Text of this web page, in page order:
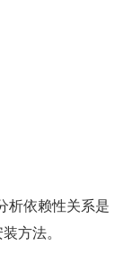
析依赖性关系是
方法。